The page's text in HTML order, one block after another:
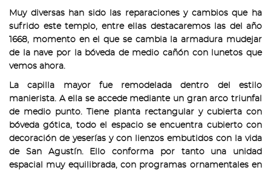
Muy diversas han sido las reparaciones y cambios que ha
sufrido este templo, entre ellas destacaremos las del año
1668, momento en el que se cambia la armadura mudejar
de la nave por la bóveda de medio cañón con lunetos que
vemos ahora.
La capilla mayor fue remodelada dentro del estilo
manierista. A ella se accede mediante un gran arco triunfal
de medio punto. Tiene planta rectangular y cubierta con
bóveda gótica, todo el espacio se encuentra cubierto con
decoración de yeserías y con lienzos embutidos con la vida
de San Agustín. Ello conforma por tanto una unidad
espacial muy equilibrada, con programas ornamentales en